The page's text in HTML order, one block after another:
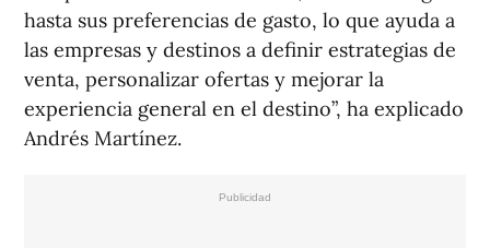
hasta sus preferencias de gasto, lo que ayuda a
las empresas y destinos a definir estrategias de
venta, personalizar ofertas y mejorar la
experiencia general en el destino”, ha explicado
Andrés Martínez.